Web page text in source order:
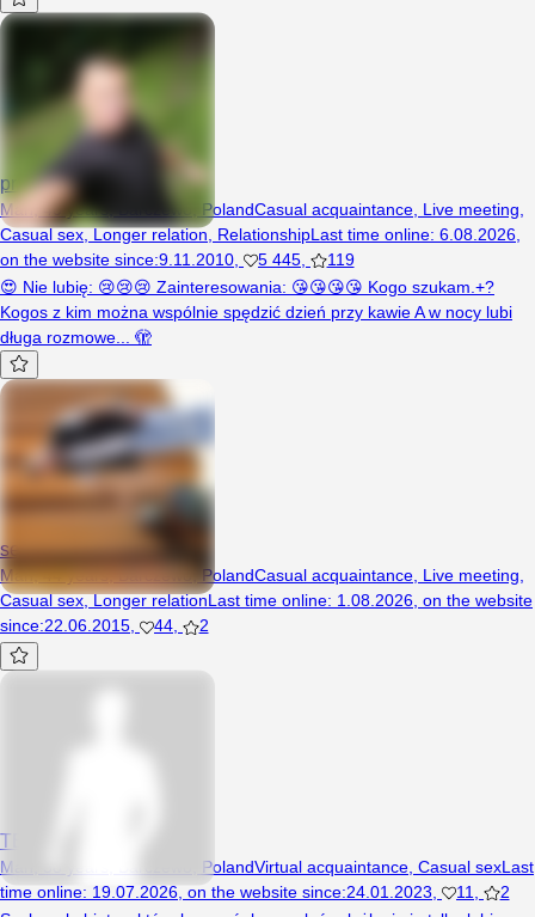
przemo050886
Man, 40 years, Barczewo, PolandCasual acquaintance Live meeting
Casual sex,Longer relation RelationshipLast time online: 6.08.2026
on the website since:9.11.2010 5 445
119
😍 Nie lubię: 😢😢😢 Zainteresowania: 😘😘😘😘 Kogo szukam.+?
Kogos z kim można wspólnie spędzić dzień przy kawie A w nocy lubi
długa rozmowe... 🫣
semari1982
Man, 44 years, Barczewo, PolandCasual acquaintance Live meeting
Casual sex,Longer relationLast time online: 1.08.2026 on the website
since:22.06.2015 44 2
TEdi67
Man, 58 years, Barczewo, PolandVirtual acquaintance Casual sexLast
time online: 19.07.2026 on the website since:24.01.2023 11
2